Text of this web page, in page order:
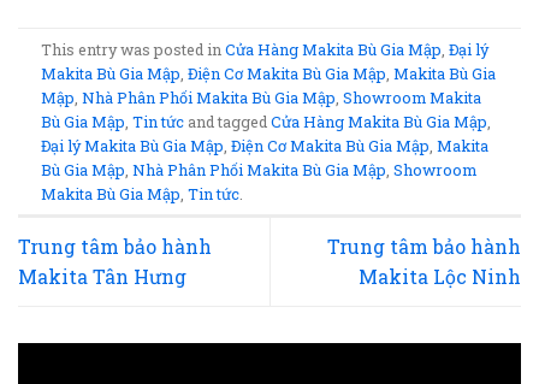
This entry was posted inCửa Hàng Makita Bù Gia Mập ,Đại lý
Makita Bù Gia Mập ,Điện Cơ Makita Bù Gia Mập ,Makita Bù Gia
Mập ,Nhà Phân Phối Makita Bù Gia Mập ,Showroom Makita
Bù Gia Mập ,Tin tức and taggedCửa Hàng Makita Bù Gia Mập
Đại lý Makita Bù Gia Mập ,Điện Cơ Makita Bù Gia Mập ,Makita
Bù Gia Mập ,Nhà Phân Phối Makita Bù Gia Mập ,Showroom
Makita Bù Gia Mập ,Tin tức
Trung tâm bảo hành
Makita Tân Hưng
Trung tâm bảo hành
Makita Lộc Ninh